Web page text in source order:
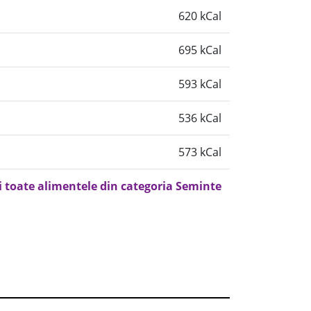
620 kCal
695 kCal
593 kCal
536 kCal
573 kCal
toate alimentele din categoria Seminte